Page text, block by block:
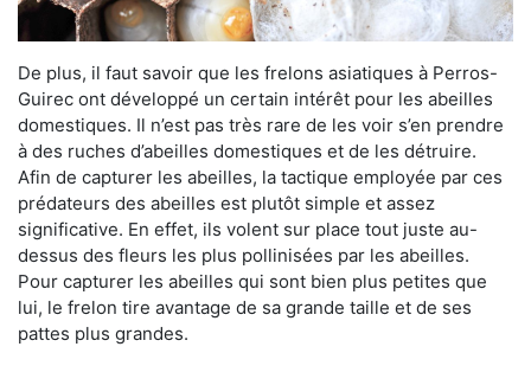
De plus, il faut savoir que les frelons asiatiques à Perros-
Guirec ont développé un certain intérêt pour les abeilles
domestiques. Il n’est pas très rare de les voir s’en prendre
à des ruches d’abeilles domestiques et de les détruire.
Afin de capturer les abeilles, la tactique employée par ces
prédateurs des abeilles est plutôt simple et assez
significative. En effet, ils volent sur place tout juste au-
dessus des fleurs les plus pollinisées par les abeilles.
Pour capturer les abeilles qui sont bien plus petites que
lui, le frelon tire avantage de sa grande taille et de ses
pattes plus grandes.